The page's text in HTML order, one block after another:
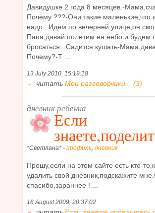
Давидушке 2 года 8 месяцев.-
Почему ???-Они такие маленькие,что
надо...Идём по вечерней улице,он
Папа,давай полетим на небо и будем
бросаться...Садится кушать-
Почему?-Т ...
13 July 2010, 15:19:18
читать Мои разговорчики... (3)
дневник ребенка
Если
*Светлана* - профиль, дневник
Прошу,если на этом сайте есть кто-
удалить свой дневник,подскажите
спасибо,зараннее ! ...
18 August 2009, 20:37:02